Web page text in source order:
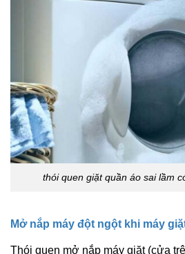
thói quen giặt quần áo sai lầm
Mở nắp máy đột ngột khi máy
Thói quen mở nắp máy giặt (cửa